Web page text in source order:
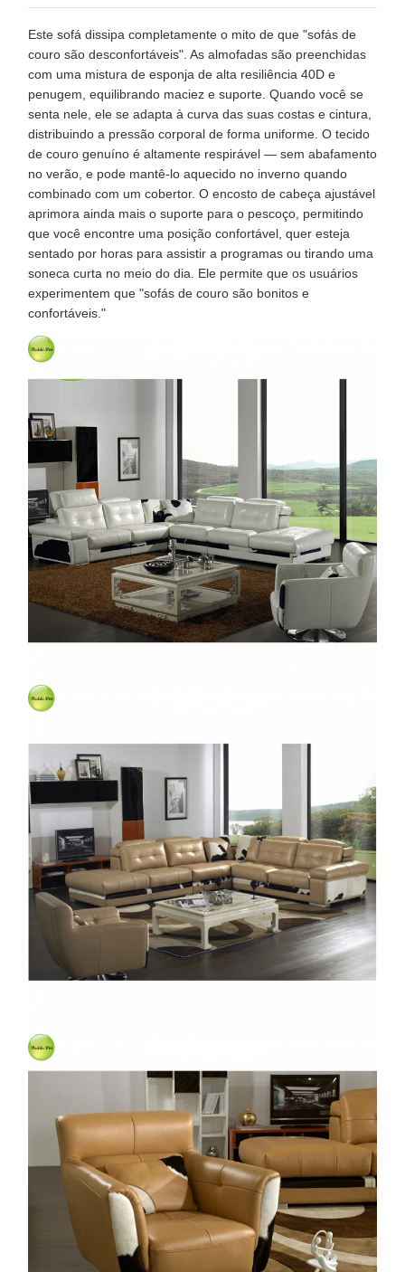
Este sofá dissipa completamente o mito de que "sofás de
couro são desconfortáveis". As almofadas são preenchidas
com uma mistura de esponja de alta resiliência 40D e
penugem, equilibrando maciez e suporte. Quando você se
senta nele, ele se adapta à curva das suas costas e cintura,
distribuindo a pressão corporal de forma uniforme. O tecido
de couro genuíno é altamente respirável — sem abafamento
no verão, e pode mantê-lo aquecido no inverno quando
combinado com um cobertor. O encosto de cabeça ajustável
aprimora ainda mais o suporte para o pescoço, permitindo
que você encontre uma posição confortável, quer esteja
sentado por horas para assistir a programas ou tirando uma
soneca curta no meio do dia. Ele permite que os usuários
experimentem que "sofás de couro são bonitos e
confortáveis."